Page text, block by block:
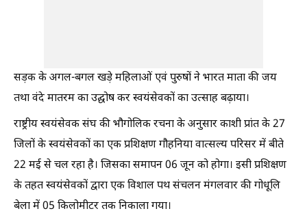
सड़क के अगल-बगल खड़े महिलाओं एवं पुरुषों ने भारत माता की जय
तथा वंदे मातरम का उद्घोष कर स्वयंसेवकों का उत्साह बढ़ाया।
राष्ट्रीय स्वयंसेवक संघ की भौगोलिक रचना के अनुसार काशी प्रांत के 27
जिलों के स्वयंसेवकों का एक प्रशिक्षण गौहनिया वात्सल्य परिसर में बीते
22 मई से चल रहा है। जिसका समापन 06 जून को होगा। इसी प्रशिक्षण
के तहत स्वयंसेवकों द्वारा एक विशाल पथ संचलन मंगलवार की गोधूलि
बेला में 05 किलोमीटर तक निकाला गया।